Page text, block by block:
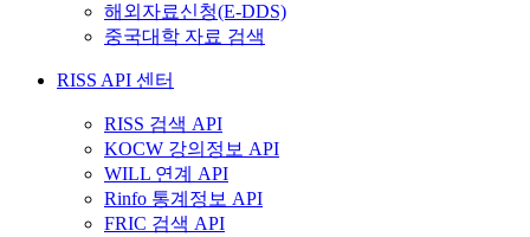
해외자료신청(E-DDS)
중국대학 자료 검색
RISS API 센터
RISS 검색 API
KOCW 강의정보 API
WILL 연계 API
Rinfo 통계정보 API
FRIC 검색 API